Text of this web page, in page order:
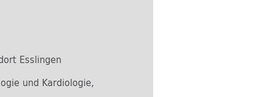
Esslingen
und Kardiologie,